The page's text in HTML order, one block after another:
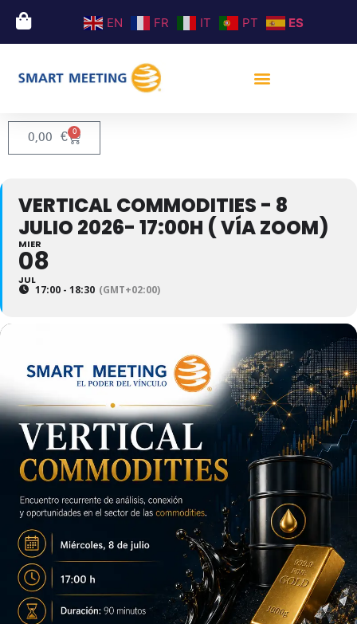
EN FR IT PT ES
0,00 € 0
VERTICAL COMMODITIES - 8
JULIO 2026- 17:00H ( VÍA ZOOM)
MIER
08
JUL
17:00 - 18:30 (GMT+02:00)